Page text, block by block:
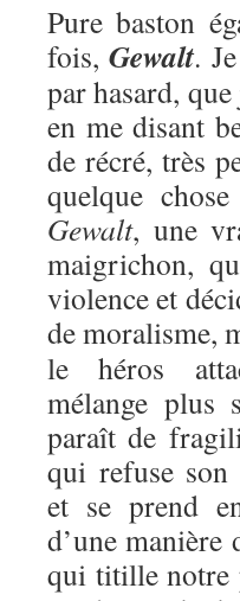
Pure baston
fois,Gewalt.
par hasard,
en me disant
de récré, très
quelque
Gewalt, une
maigrichon,
violence et
de moralisme,
le héros
mélange plus
paraît de
qui refuse
et se prend
d’une manière
qui titille notre